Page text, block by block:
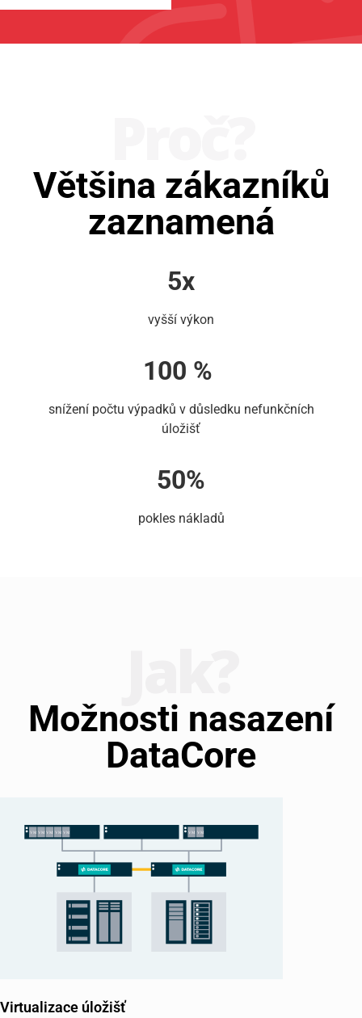
Většina zákazníků
zaznamená
5x
vyšší výkon
100 %
snížení počtu výpadků v důsledku nefunkčních
úložišť
50%
pokles nákladů
Možnosti nasazení
DataCore
Virtualizace úložišť